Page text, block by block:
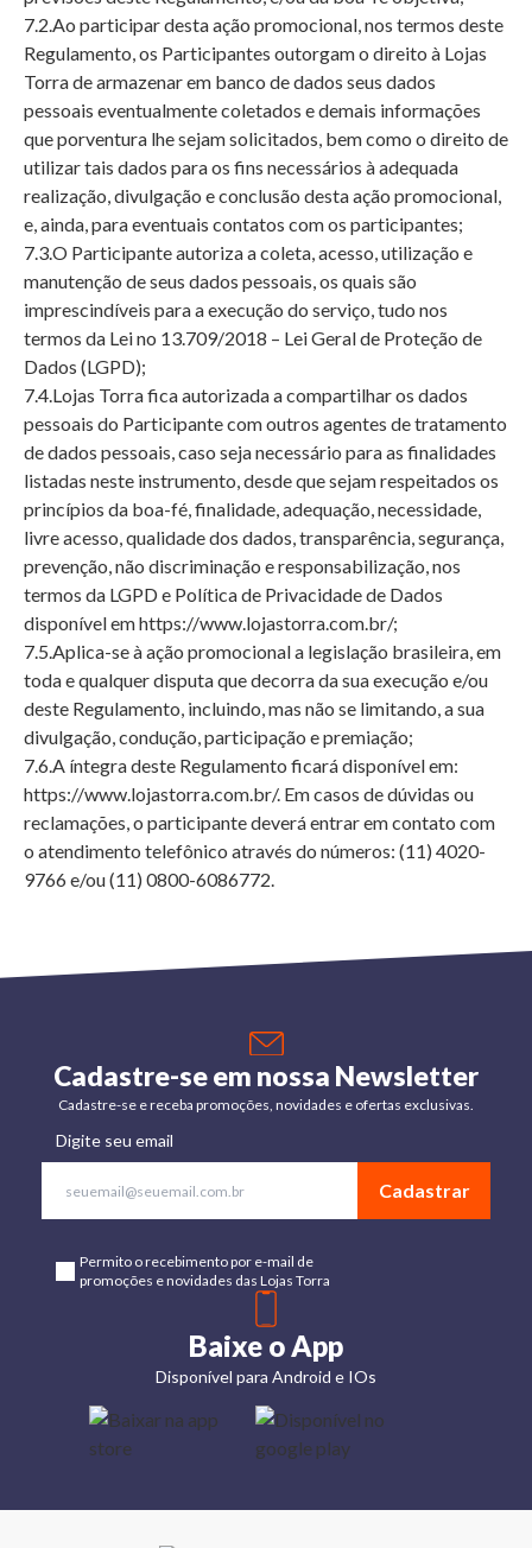
7.2.Ao participar desta ação promocional, nos termos deste
Regulamento, os Participantes outorgam o direito à Lojas
Torra de armazenar em banco de dados seus dados
pessoais eventualmente coletados e demais informações
que porventura lhe sejam solicitados, bem como o direito de
utilizar tais dados para os fins necessários à adequada
realização, divulgação e conclusão desta ação promocional,
e, ainda, para eventuais contatos com os participantes;
7.3.O Participante autoriza a coleta, acesso, utilização e
manutenção de seus dados pessoais, os quais são
imprescindíveis para a execução do serviço, tudo nos
termos da Lei no 13.709/2018 – Lei Geral de Proteção de
Dados (LGPD);
7.4.Lojas Torra fica autorizada a compartilhar os dados
pessoais do Participante com outros agentes de tratamento
de dados pessoais, caso seja necessário para as finalidades
listadas neste instrumento, desde que sejam respeitados os
princípios da boa-fé, finalidade, adequação, necessidade,
livre acesso, qualidade dos dados, transparência, segurança,
prevenção, não discriminação e responsabilização, nos
termos da LGPD e Política de Privacidade de Dados
disponível emhttps://www.lojastorra.com.br/;
7.5.Aplica-se à ação promocional a legislação brasileira, em
toda e qualquer disputa que decorra da sua execução e/ou
deste Regulamento, incluindo, mas não se limitando, a sua
divulgação, condução, participação e premiação;
7.6.A íntegra deste Regulamento ficará disponível em:
https://www.lojastorra.com.br/. Em casos de dúvidas ou
reclamações, o participante deverá entrar em contato com
o atendimento telefônico através do números: (11) 4020-
9766 e/ou (11) 0800-6086772.
Cadastre-se em nossa Newsletter
Cadastre-se e receba promoções, novidades e ofertas exclusivas.
Digite seu email
Cadastrar
Permito o recebimento por e-mail de
promoções e novidades das Lojas Torra
Baixe o App
Disponível para Android e IOs